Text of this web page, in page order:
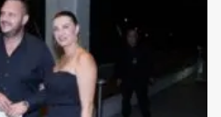
POLUFINALE SVETSKOG
PRVENSTVA! Mladi vaterpolisti
protiv Hrvatske u Zagrebu za
plasman u finale!